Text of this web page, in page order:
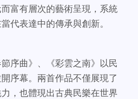
富有層次的藝術呈現，系統
代表達中的傳承與創新。
序曲》、《彩雲之南》以民
序幕。兩首作品不僅展現了
，也體現出古典民樂在世界